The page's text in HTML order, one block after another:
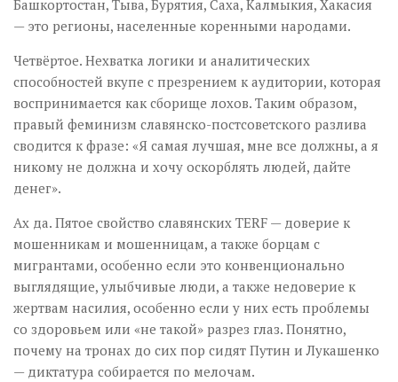
Башкортостан, Тыва, Бурятия, Саха, Калмыкия, Хакасия
— это регионы, населенные коренными народами.
Четвёртое. Нехватка логики и аналитических
способностей вкупе с презрением к аудитории, которая
воспринимается как сборище лохов. Таким образом,
правый феминизм славянско-постсоветского разлива
сводится к фразе: «Я самая лучшая, мне все должны, а я
никому не должна и хочу оскорблять людей, дайте
денег».
Ах да. Пятое свойство славянских TERF — доверие к
мошенникам и мошенницам, а также борцам с
мигрантами, особенно если это конвенционально
выглядящие, улыбчивые люди, а также недоверие к
жертвам насилия, особенно если у них есть проблемы
со здоровьем или «не такой» разрез глаз. Понятно,
почему на тронах до сих пор сидят Путин и Лукашенко
— диктатура собирается по мелочам.